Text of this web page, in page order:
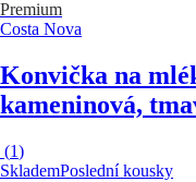
Premium
Costa Nova
Konvička na
kameninová,
(1)
SklademPoslední kousky